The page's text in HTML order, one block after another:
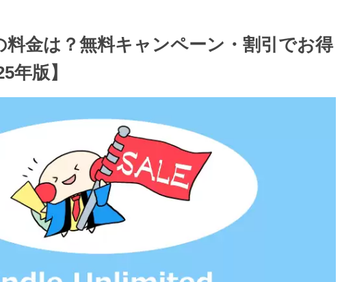
金は？無料キャンペーン・割引でお得
年版】